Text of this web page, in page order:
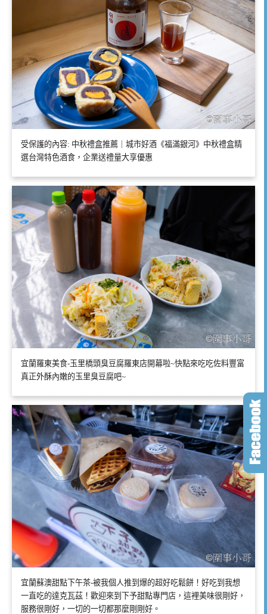
受保護的內容: 中秋禮盒推薦｜城市好酒《福滿銀河》中秋禮盒精
選台灣特色酒食，企業送禮量大享優惠
宜蘭羅東美食-玉里橋頭臭豆腐羅東店開幕啦~快點來吃吃佐料豐富
真正外酥內嫩的玉里臭豆腐吧~
宜蘭蘇澳甜點下午茶-被我個人推到爆的超好吃鬆餅！好吃到我想
一直吃的達克瓦茲！歡迎來到下予甜點專門店，這裡美味很剛好，
服務很剛好，一切的一切都那麼剛剛好。